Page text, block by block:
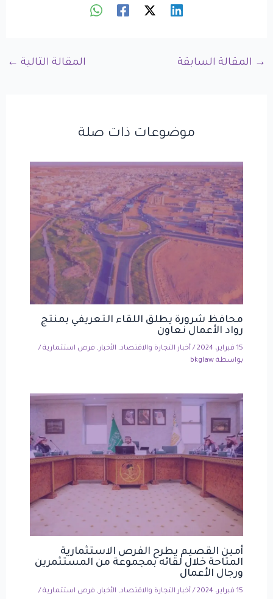
→ المقالة السابقة المقالة التالية ←
موضوعات ذات صلة
محافظ شرورة يطلق اللقاء التعريفي بمنتج
رواد الأعمال نعاون
15 فبراير، 2024 / أخبار التجارة والاقتصاد, الأخبار, فرص استثمارية/
بواسطة bkglaw
أمين القصيم يطرح الفرص الاستثمارية
المتاحة خلال لقائه بمجموعة من المستثمرين
ورجال الأعمال
15 فبراير، 2024 / أخبار التجارة والاقتصاد, الأخبار, فرص استثمارية/